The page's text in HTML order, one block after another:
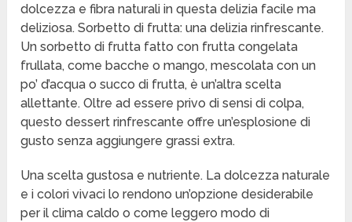
dolcezza e fibra naturali in questa delizia facile ma
deliziosa. Sorbetto di frutta: una delizia rinfrescante.
Un sorbetto di frutta fatto con frutta congelata
frullata, come bacche o mango, mescolata con un
po’ d’acqua o succo di frutta, è un’altra scelta
allettante. Oltre ad essere privo di sensi di colpa,
questo dessert rinfrescante offre un’esplosione di
gusto senza aggiungere grassi extra.
Una scelta gustosa e nutriente. La dolcezza naturale
e i colori vivaci lo rendono un’opzione desiderabile
per il clima caldo o come leggero modo di